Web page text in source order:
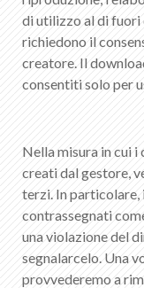
di utilizzo al di
richiedono il
creatore. Il
consentiti solo per
Nella misura in cui
creati dal gestore,
terzi. In particolare,
contrassegnati
una violazione del
segnalarcelo. Una
provvederemo a